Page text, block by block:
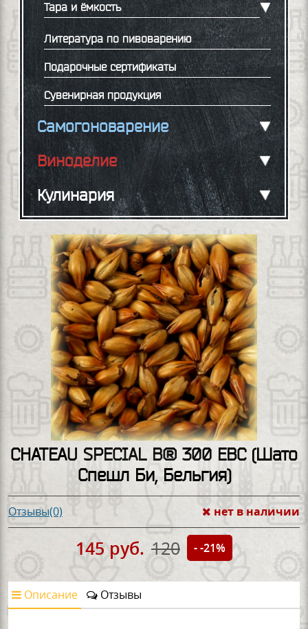
Тара и ёмкость
Литература по пивоварению
Подарочные сертификаты
Сувенирная продукция
Самогоноварение
Виноделие
Кулинария
CHATEAU SPECIAL B® 300 ЕВС (Шато
Спешл Би, Бельгия)
Отзывы(0) нет в наличии
145 руб. 120 - -21%
Описание Отзывы